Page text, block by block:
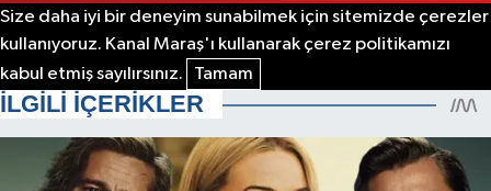
Size daha iyi bir deneyim sunabilmek için sitemizde çerezler
kullanıyoruz. Kanal Maraş'ı kullanarak çerez politikamızı
kabul etmiş sayılırsınız.
Tamam